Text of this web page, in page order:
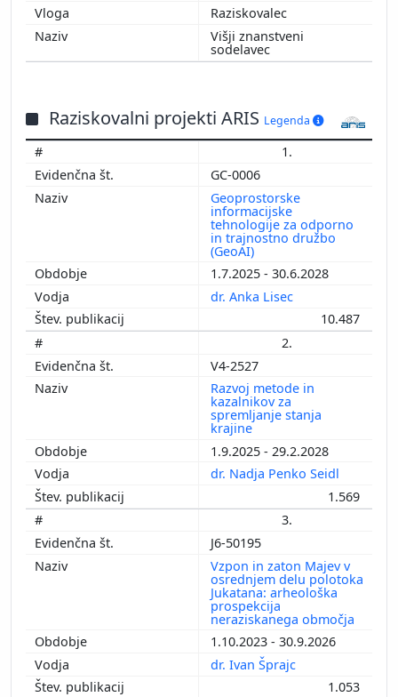
Raziskovalec
Višji znanstveni
sodelavec
Raziskovalni projekti ARIS Legenda
1.
GC-0006
Geoprostorske
informacijske
tehnologije za odporno
in trajnostno družbo
(GeoAI)
1.7.2025 - 30.6.2028
dr. Anka Lisec
10.487
2.
V4-2527
Razvoj metode in
kazalnikov za
spremljanje stanja
krajine
1.9.2025 - 29.2.2028
dr. Nadja Penko Seidl
1.569
3.
J6-50195
Vzpon in zaton Majev v
osrednjem delu polotoka
Jukatana: arheološka
prospekcija
neraziskanega območja
1.10.2023 - 30.9.2026
dr. Ivan Šprajc
1.053